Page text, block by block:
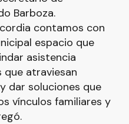
Barboza.
contamos con
espacio que
asistencia
que atraviesan
dar soluciones que
vínculos familiares y